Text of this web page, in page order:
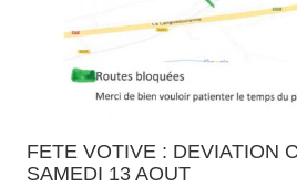
FETE VOTIVE : DEVIATION
SAMEDI 13 AOUT